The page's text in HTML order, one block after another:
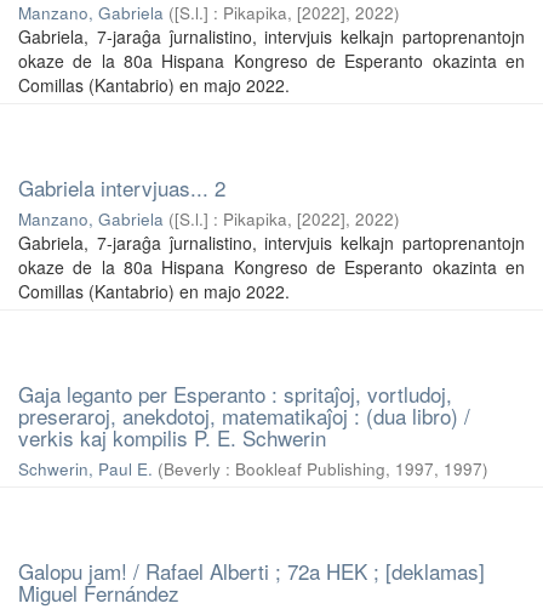
Manzano, Gabriela ([S.l.] : Pikapika, [2022], 2022)
Gabriela, 7-jaraĝa ĵurnalistino, intervjuis kelkajn partoprenantojn
okaze de la 80a Hispana Kongreso de Esperanto okazinta en
Comillas (Kantabrio) en majo 2022.
Gabriela intervjuas... 2
Manzano, Gabriela ([S.l.] : Pikapika, [2022], 2022)
Gabriela, 7-jaraĝa ĵurnalistino, intervjuis kelkajn partoprenantojn
okaze de la 80a Hispana Kongreso de Esperanto okazinta en
Comillas (Kantabrio) en majo 2022.
Gaja leganto per Esperanto : spritaĵoj, vortludoj,
preseraroj, anekdotoj, matematikaĵoj : (dua libro) /
verkis kaj kompilis P. E. Schwerin
Schwerin, Paul E. (Beverly : Bookleaf Publishing, 1997, 1997)
Galopu jam! / Rafael Alberti ; 72a HEK ; [deklamas]
Miguel Fernández